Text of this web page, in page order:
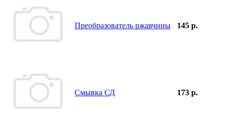
Преобразователь ржавчины 145 р.
Смывка СД 173 р.